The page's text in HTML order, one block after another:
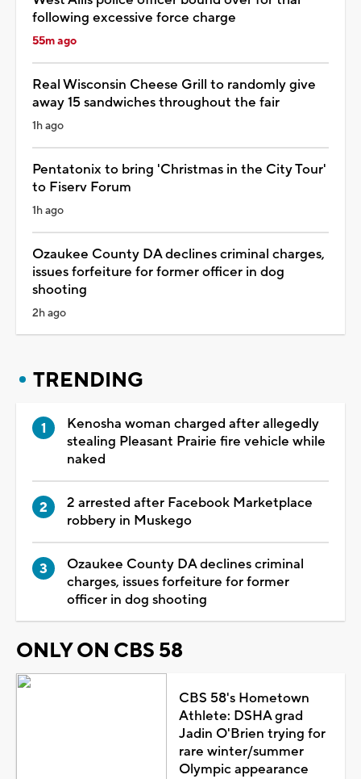
following excessive force charge
55m ago
Real Wisconsin Cheese Grill to randomly give
away 15 sandwiches throughout the fair
1h ago
Pentatonix to bring 'Christmas in the City Tour'
to Fiserv Forum
1h ago
Ozaukee County DA declines criminal charges,
issues forfeiture for former officer in dog
shooting
2h ago
TRENDING
Kenosha woman charged after allegedly
stealing Pleasant Prairie fire vehicle while
naked
2 arrested after Facebook Marketplace
robbery in Muskego
Ozaukee County DA declines criminal
charges, issues forfeiture for former
officer in dog shooting
ONLY ON CBS 58
CBS 58's Hometown
Athlete: DSHA grad
Jadin O'Brien trying for
rare winter/summer
Olympic appearance